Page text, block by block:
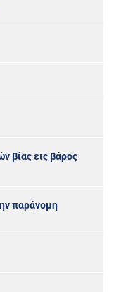
βίας εις βάρος
παράνομη